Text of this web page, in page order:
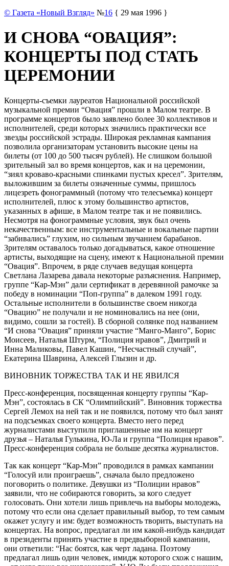
© Газета «Новый Взгляд» №16 { 29 мая 1996 }
И СНОВА “ОВАЦИЯ”:
КОНЦЕРТЫ ПОД СТАТЬ
ЦЕРЕМОНИИ
Концерты-съемки лауреатов Национальной российской
музыкальной премии “Овация” прошли в Малом театре. В
программе концертов было заявлено более 30 коллективов и
исполнителей, среди которых значились практически все
звезды российской эстрады. Широкая рекламная кампания
позволила организаторам установить высокие цены на
билеты (от 100 до 500 тысяч рублей). Не слишком большой
зрительный зал во время концертов, как и на церемонии,
“зиял кроваво-красными спинками пустых кресел”. Зрителям,
выложившим за билеты означенные суммы, пришлось
лицезреть фонограммный (потому что телесъемка) концерт
исполнителей, плюс к этому большинство артистов,
указанных в афише, в Малом театре так и не появились.
Несмотря на фонограммные условия, звук был очень
некачественным: все инструментальные и вокальные партии
“забивались” глухим, но сильным звучанием барабанов.
Зрителям оставалось только догадываться, какое отношение
артисты, выходящие на сцену, имеют к Национальной премии
“Овация”. Впрочем, в ряде случаев ведущая концерта
Светлана Лазарева давала некоторые разъяснения. Например,
группе “Кар-Мэн” дали сертификат в деревянной рамочке за
победу в номинации “Поп-группа” в далеком 1991 году.
Остальные исполнители в большинстве своем никогда
“Овацию” не получали и не номиновались на нее (они,
видимо, сошли за гостей). В сборной солянке под названием
“И снова “Овация” приняли участие “Манго-Манго”, Борис
Моисеев, Наталья Штурм, “Полиция нравов”, Дмитрий и
Инна Маликовы, Павел Кашин, “Несчастный случай”,
Екатерина Шаврина, Алексей Глызин и др.
ВИНОВНИК ТОРЖЕСТВА ТАК И НЕ ЯВИЛСЯ
Пресс-конференция, посвященная концерту группы “Кар-
Мэн”, состоялась в СК “Олимпийский”. Виновник торжества
Сергей Лемох на ней так и не появился, потому что был занят
на подсъемках своего концерта. Вместо него перед
журналистами выступили приглашенные им на концерт
друзья – Наталья Гулькина, Ю-Ла и группа “Полиция нравов”.
Пресс-конференция собрала не больше десятка журналистов.
Так как концерт “Кар-Мэн” проводился в рамках кампании
“Голосуй или проиграешь”, сначала было предложено
поговорить о политике. Девушки из “Полиции нравов”
заявили, что не собираются говорить, за кого следует
голосовать. Они хотели лишь привлечь на выборы молодежь,
потому что если она сделает правильный выбор, то тем самым
окажет услугу и им: будет возможность творить, выступать на
концертах. На вопрос, предлагал ли им какой-нибудь кандидат
в президенты принять участие в предвыборной кампании,
они ответили: “Нас боятся, как черт ладана. Поэтому
предлагал лишь один человек, имидж которого схож с нашим,